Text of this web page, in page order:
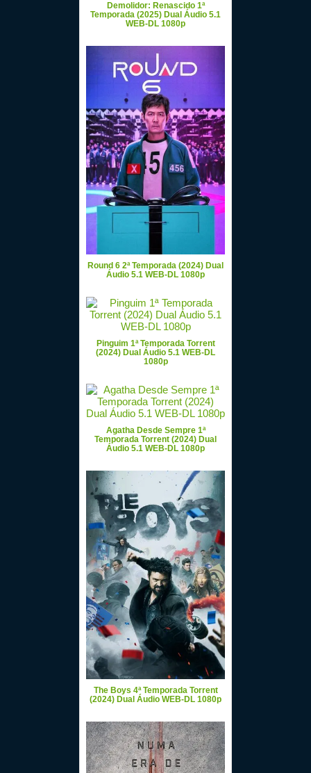
Demolidor: Renascido 1ª
Temporada (2025) Dual Áudio 5.1
WEB-DL 1080p
Round 6 2ª Temporada (2024) Dual
Áudio 5.1 WEB-DL 1080p
Pinguim 1ª Temporada Torrent
(2024) Dual Áudio 5.1 WEB-DL
1080p
Agatha Desde Sempre 1ª
Temporada Torrent (2024) Dual
Áudio 5.1 WEB-DL 1080p
The Boys 4ª Temporada Torrent
(2024) Dual Áudio WEB-DL 1080p